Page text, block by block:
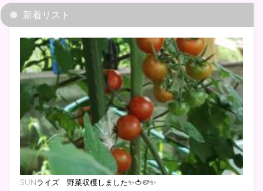
新着リスト
SUNライズ 野菜収穫しました✨🍅🥔✨